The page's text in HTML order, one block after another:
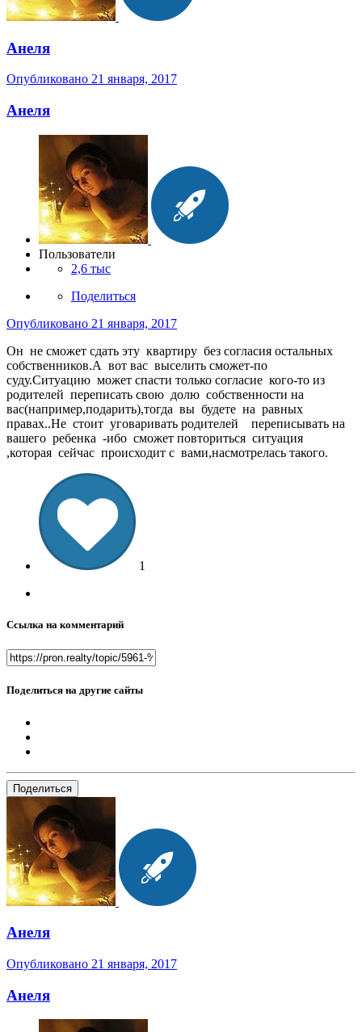
Анеля
Опубликовано 21 января, 2017
Анеля
Пользователи
2,6 тыс
Поделиться
Опубликовано 21 января, 2017
Он не сможет сдать эту квартиру без согласия остальных
собственников.А вот вас выселить сможет-по
суду.Ситуацию может спасти только согласие кого-то из
родителей переписать свою долю собственности на
вас(например,подарить),тогда вы будете на равных
правах..Не стоит уговаривать родителей переписывать на
вашего ребенка -ибо сможет повториться ситуация
,которая сейчас происходит с вами,насмотрелась такого.
1
Ссылка на комментарий
Поделиться на другие сайты
Поделиться
Анеля
Опубликовано 21 января, 2017
Анеля